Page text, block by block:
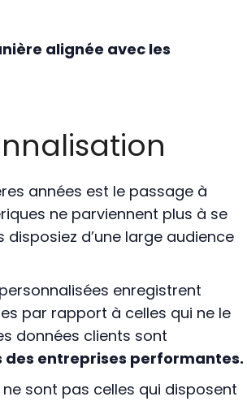
alignée avec les
années est le passage à
ne parviennent plus à se
d’une large audience
enregistrent
par rapport à celles qui ne le
données clients sont
des entreprises performantes.
sont pas celles qui disposent